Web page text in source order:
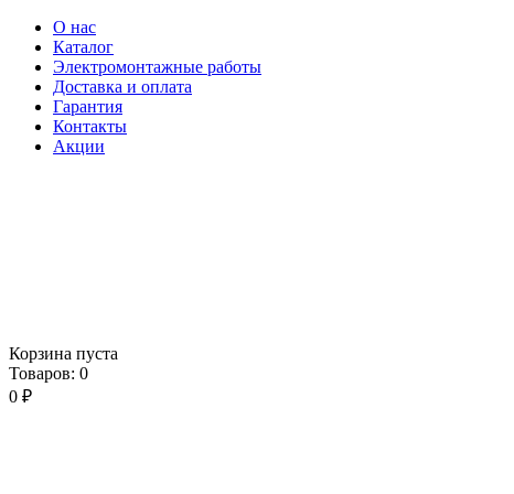
О нас
Каталог
Электромонтажные работы
Доставка и оплата
Гарантия
Контакты
Акции
Корзина пуста
Товаров: 0
0 ₽